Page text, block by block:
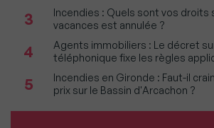
3
Incendies : Quels sont vos droits
vacances est annulée ?
4
Agents immobiliers : Le décret
téléphonique fixe les règles
5
Incendies en Gironde : Faut-il
prix sur le Bassin d'Arcachon ?